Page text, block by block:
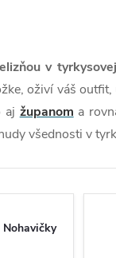
v
oživí váš
aj županom a
všednosti v
Nohavičky